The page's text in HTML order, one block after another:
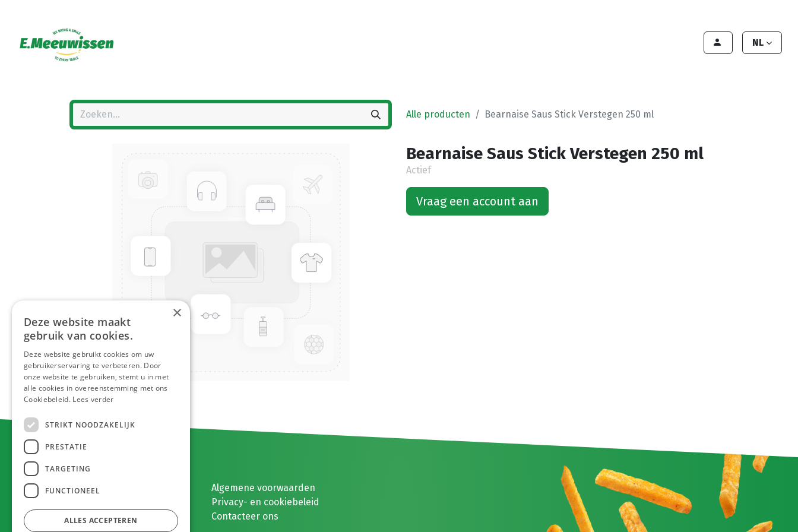
NL
Alle producten Bearnaise Saus Stick Verstegen 250 ml
Bearnaise Saus Stick Verstegen 250 ml
Actief
Vraag een account aan
E. MEEUWISSEN BV
Gaston Eyskenslaan 2
3900 Pelt, België
Algemene voorwaarden
Privacy- en cookiebeleid
Contacteer ons
×
Deze website maakt
gebruik van cookies.
Deze website gebruikt cookies om uw
gebruikerservaring te verbeteren. Door
onze website te gebruiken, stemt u in met
alle cookies in overeenstemming met ons
Cookiebeleid. Lees verder
STRIKT NOODZAKELIJK
PRESTATIE
TARGETING
FUNCTIONEEL
ALLES ACCEPTEREN